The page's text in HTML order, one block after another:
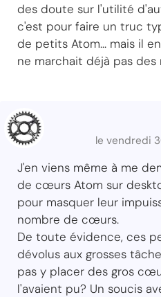
des doute sur l'utilité
c'est pour faire un truc
de petits Atom... mais il
ne marchait déjà pas des
le vendredi
J'en viens même à me
de cœurs Atom sur
pour masquer leur
nombre de cœurs.
De toute évidence, ces
dévolus aux grosses
pas y placer des gros
l'avaient pu? Un soucis